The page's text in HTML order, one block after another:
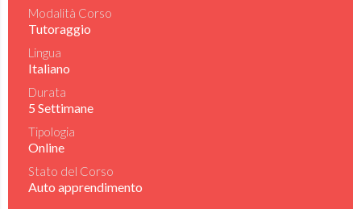
Modalità Corso
Tutoraggio
Lingua
Italiano
Durata
5 Settimane
Tipologia
Online
Stato del Corso
Auto apprendimento